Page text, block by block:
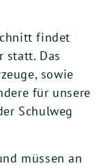
findet
statt. Das
sowie
für unsere
Schulweg
müssen an